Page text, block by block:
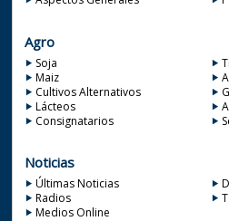
Agro
Soja
Maiz
Cultivos Alternativos
Lácteos
Consignatarios
Noticias
Últimas Noticias
Radios
Medios Online